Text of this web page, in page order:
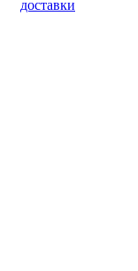
доставки